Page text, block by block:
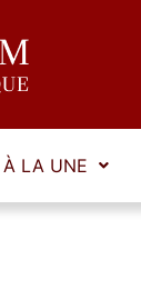
À LA UNE